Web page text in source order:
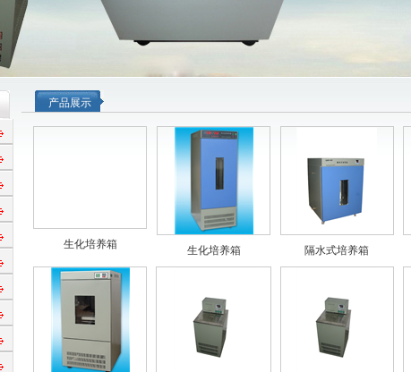
产品展示
生化培养箱 生化培养箱 隔水式培养箱